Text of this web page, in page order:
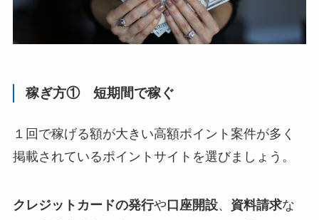
稼ぎ方① 短期間で稼ぐ
１回で稼げる額が大きい高額ポイント案件が多く
掲載されているポイントサイトを選びましょう。
クレジットカードの発行や 口座開設、 資料請求な